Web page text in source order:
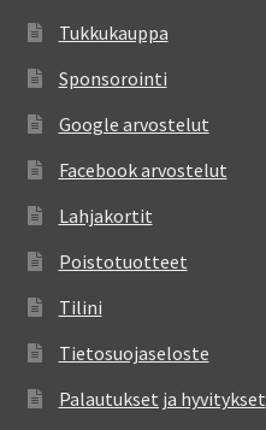
Tukkukauppa
Sponsorointi
Google arvostelut
Facebook arvostelut
Lahjakortit
Poistotuotteet
Tilini
Tietosuojaseloste
Palautukset ja hyvitykset